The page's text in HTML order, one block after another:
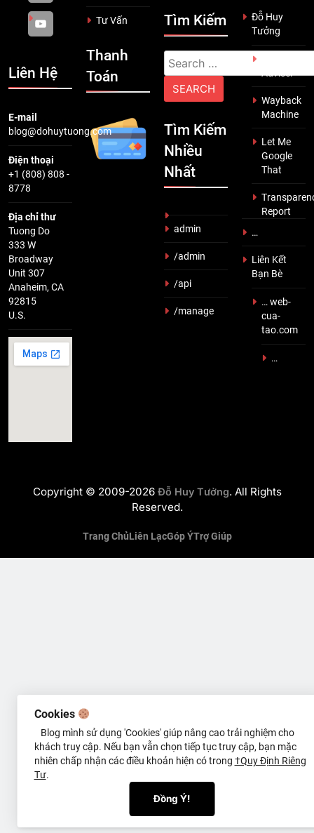
Liên Hệ
E-mail
blog@dohuytuong.com
Điện thoại
+1 (808) 808 -
8778
Địa chỉ thư
Tuong Do
333 W
Broadway
Unit 307
Anaheim, CA
92815
U.S.
Tư Vấn
Thanh
Toán
Tìm Kiếm
Search
for:
Tìm Kiếm
Nhiều
Nhất
admin
/admin
/api
/manage
Đỗ Huy
Tưởng
Adviser
Wayback
Machine
Let Me
Google
That
Report
…
Liên Kết
Bạn Bè
… web-
cua-
tao.com
…
Copyright © 2009-2026 Đỗ Huy Tưởng. All Rights
Reserved.
Trang ChủLiên LạcGóp ÝTrợ Giúp
Cookies
Blog mình sử dụng 'Cookies' giúp nâng cao trải nghiệm cho
khách truy cập. Nếu bạn vẫn chọn tiếp tục truy cập, bạn mặc
nhiên chấp nhận các điều khoản hiện có trong †Quy Định Riêng
Tư.
Đồng Ý!